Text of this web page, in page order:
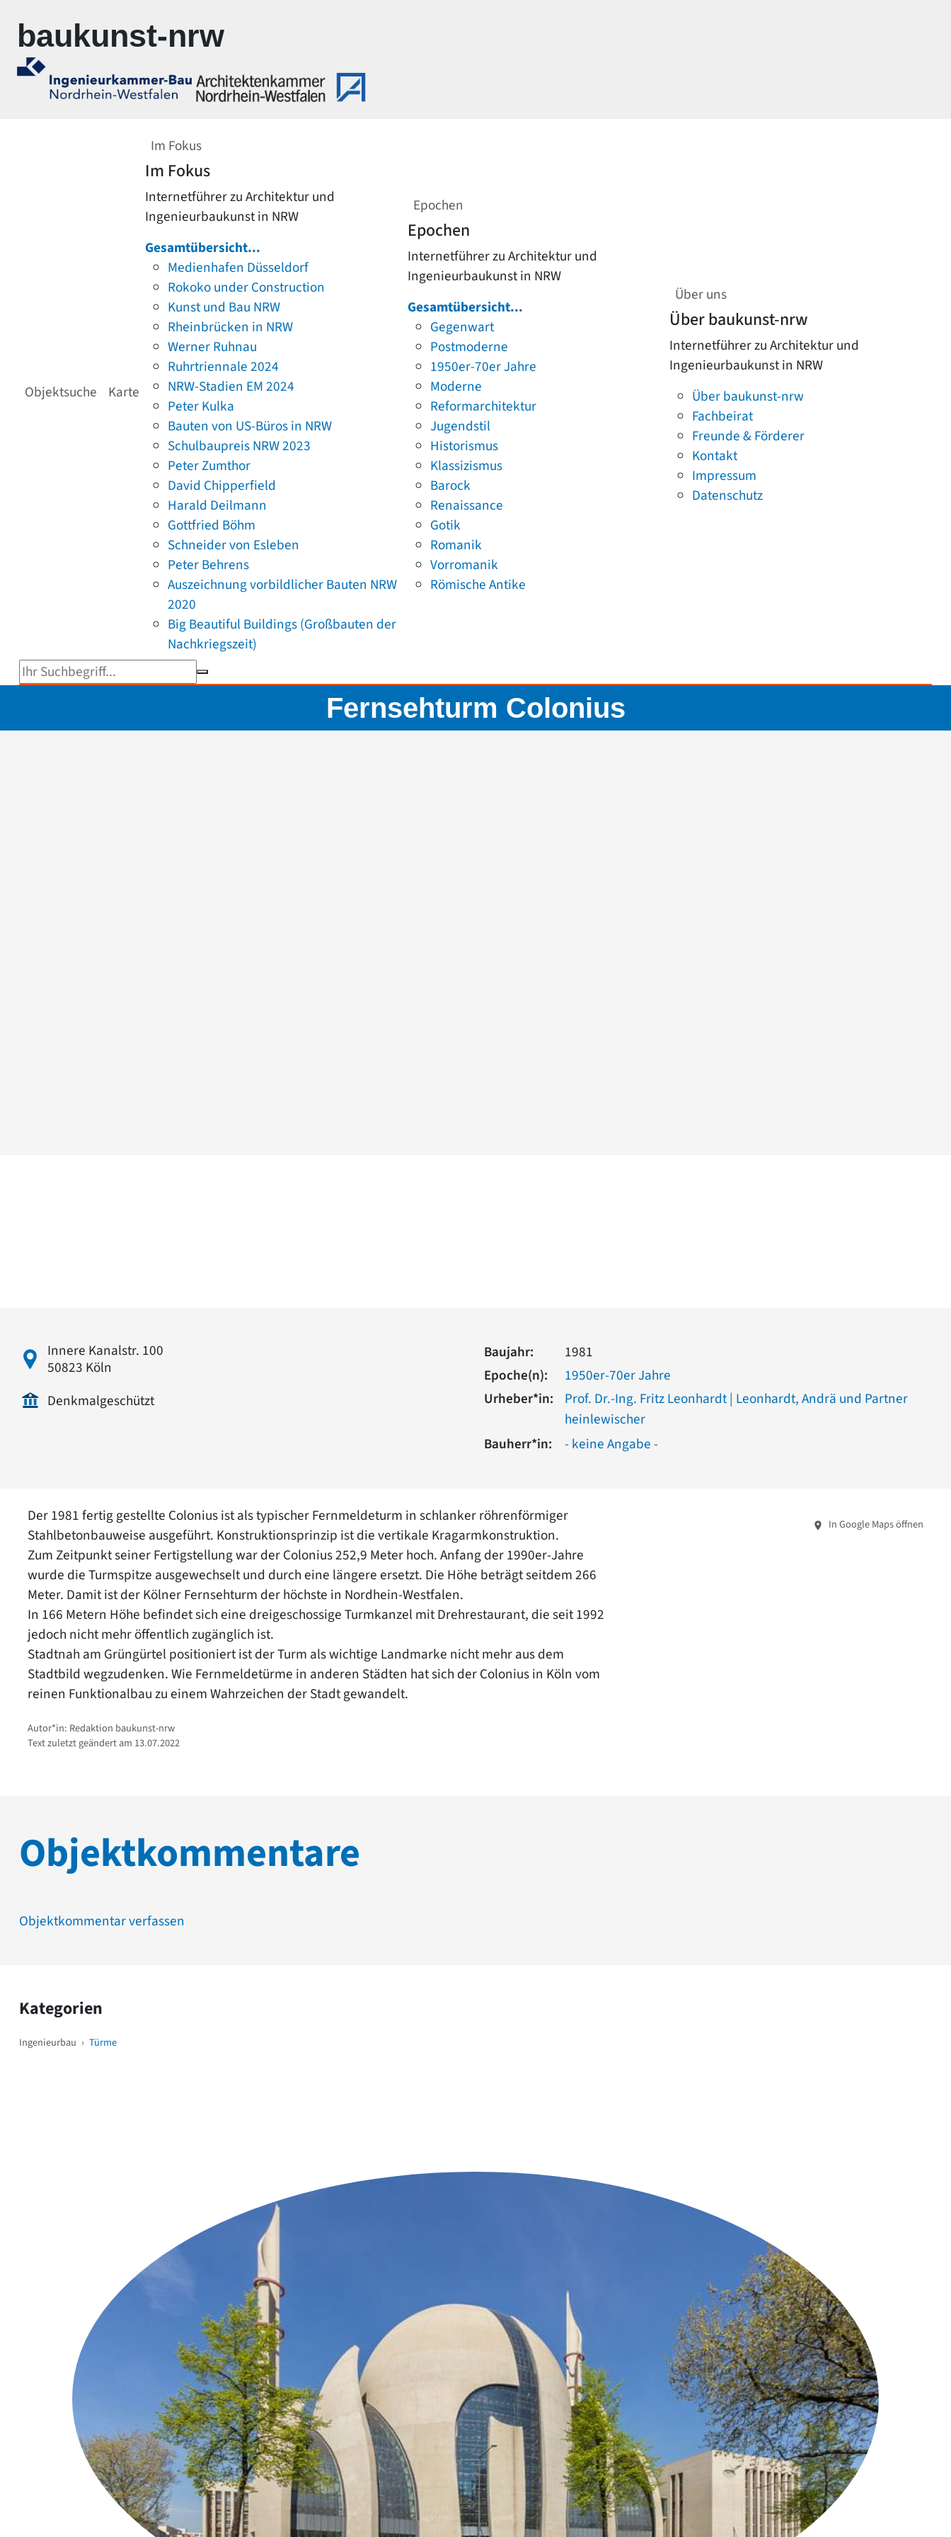
baukunst-nrw
Objektsuche Karte
Im Fokus
Im Fokus
Internetführer zu Architektur und
Ingenieurbaukunst in NRW
Gesamtübersicht...
Medienhafen Düsseldorf
Rokoko under Construction
Kunst und Bau NRW
Rheinbrücken in NRW
Werner Ruhnau
Ruhrtriennale 2024
NRW-Stadien EM 2024
Peter Kulka
Bauten von US-Büros in NRW
Schulbaupreis NRW 2023
Peter Zumthor
David Chipperfield
Harald Deilmann
Gottfried Böhm
Schneider von Esleben
Peter Behrens
Auszeichnung vorbildlicher Bauten NRW
2020
Big Beautiful Buildings (Großbauten der
Nachkriegszeit)
Epochen
Epochen
Internetführer zu Architektur und
Ingenieurbaukunst in NRW
Gesamtübersicht...
Gegenwart
Postmoderne
1950er-70er Jahre
Moderne
Reformarchitektur
Jugendstil
Historismus
Klassizismus
Barock
Renaissance
Gotik
Romanik
Vorromanik
Römische Antike
Über uns
Über baukunst-nrw
Internetführer zu Architektur und
Ingenieurbaukunst in NRW
Über baukunst-nrw
Fachbeirat
Freunde & Förderer
Kontakt
Impressum
Datenschutz
Suchbegriff eingeben
Fernsehturm Colonius
Innere Kanalstr. 100
50823 Köln
Denkmalgeschützt
Baujahr:
1981
Epoche(n):
1950er-70er Jahre
Urheber*in:
Prof. Dr.-Ing. Fritz Leonhardt | Leonhardt, Andrä und Partner
heinlewischer
Bauherr*in:
- keine Angabe -
Der 1981 fertig gestellte Colonius ist als typischer Fernmeldeturm in schlanker röhrenförmiger
Stahlbetonbauweise ausgeführt. Konstruktionsprinzip ist die vertikale Kragarmkonstruktion.
Zum Zeitpunkt seiner Fertigstellung war der Colonius 252,9 Meter hoch. Anfang der 1990er-Jahre
wurde die Turmspitze ausgewechselt und durch eine längere ersetzt. Die Höhe beträgt seitdem 266
Meter. Damit ist der Kölner Fernsehturm der höchste in Nordhein-Westfalen.
In 166 Metern Höhe befindet sich eine dreigeschossige Turmkanzel mit Drehrestaurant, die seit 1992
jedoch nicht mehr öffentlich zugänglich ist.
Stadtnah am Grüngürtel positioniert ist der Turm als wichtige Landmarke nicht mehr aus dem
Stadtbild wegzudenken. Wie Fernmeldetürme in anderen Städten hat sich der Colonius in Köln vom
reinen Funktionalbau zu einem Wahrzeichen der Stadt gewandelt.
Autor*in: Redaktion baukunst-nrw
Text zuletzt geändert am 13.07.2022
In Google Maps öffnen
Objektkommentare
Objektkommentar verfassen
Kategorien
Ingenieurbau › Türme